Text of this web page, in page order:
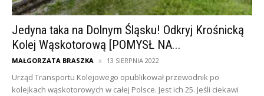
Jedyna taka na Dolnym Śląsku! Odkryj Krośnicką
Kolej Wąskotorową [POMYSŁ NA...
MAŁGORZATA BRASZKA 13 SIERPNIA 2022
Urząd Transportu Kolejowego opublikował przewodnik po
kolejkach wąskotorowych w całej Polsce. Jest ich 25. Jeśli ciekawi